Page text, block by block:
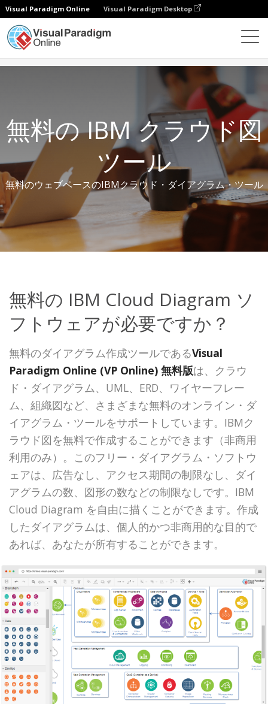
Visual Paradigm Online Visual Paradigm Desktop
無料の IBM クラウド図
ツール
無料のウェブベースのIBMクラウド・ダイアグラム・ツール
無料の IBM Cloud Diagram ソ
フトウェアが必要ですか？
無料のダイアグラム作成ツールであるVisual
Paradigm Online (VP Online) 無料版は、クラウ
ド・ダイアグラム、UML、ERD、ワイヤーフレー
ム、組織図など、さまざまな無料のオンライン・ダ
イアグラム・ツールをサポートしています。IBMク
ラウド図を無料で作成することができます（非商用
利用のみ）。このフリー・ダイアグラム・ソフトウ
ェアは、広告なし、アクセス期間の制限なし、ダイ
アグラムの数、図形の数などの制限なしです。IBM
Cloud Diagram を自由に描くことができます。作成
したダイアグラムは、個人的かつ非商用的な目的で
あれば、あなたが所有することができます。